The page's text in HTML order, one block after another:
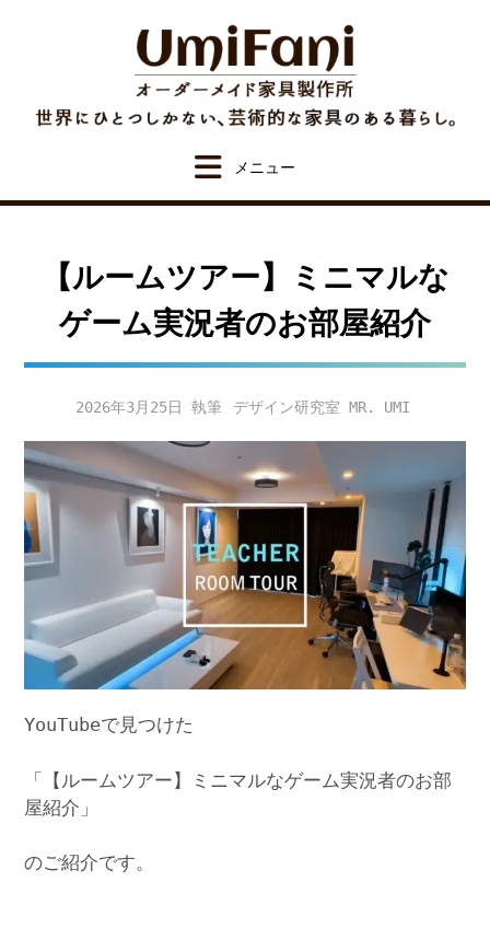
【ルームツアー】ミニマルな
ゲーム実況者のお部屋紹介
2026年3月25日 デザイン研究室 MR. UMI
YouTubeで見つけた
「【ルームツアー】ミニマルなゲーム実況者のお部
屋紹介」
のご紹介です。